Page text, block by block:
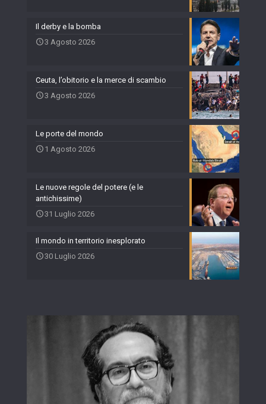
Il derby e la bomba
3 Agosto 2026
Ceuta, l’obitorio e la merce di scambio
3 Agosto 2026
Le porte del mondo
1 Agosto 2026
Le nuove regole del potere (e le
antichissime)
31 Luglio 2026
Il mondo in territorio inesplorato
30 Luglio 2026